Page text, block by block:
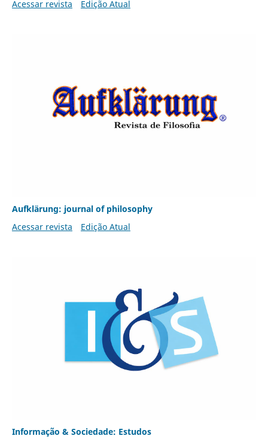
Acessar revista
Edição Atual
Aufklärung: journal of philosophy
Acessar revista
Edição Atual
Informação & Sociedade: Estudos